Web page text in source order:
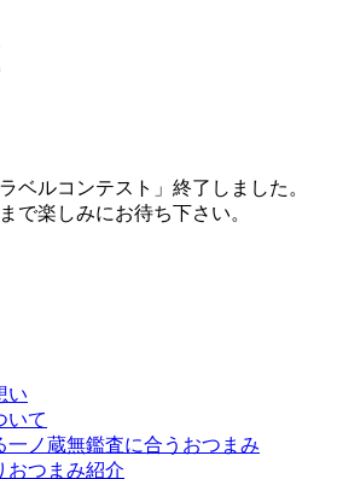
ベルコンテスト」終了しました。
で楽しみにお待ち下さい。
い
いて
一ノ蔵無鑑査に合うおつまみ
おつまみ紹介